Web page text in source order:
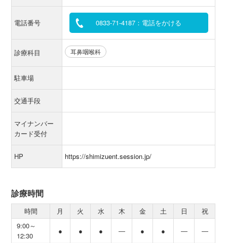
電話番号 0833-71-4187：電話をかける
診療科目 耳鼻咽喉科
駐車場
交通手段
マイナンバー
カード受付
HP https://shimizuent.session.jp/
診療時間
時間 月 火 水 木 金 土 日
祝
9:00～
12:30
● ● ● ― ● ● ― ―